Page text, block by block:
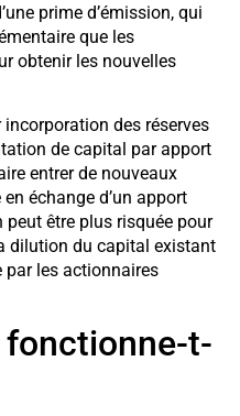
prime d’émission, qui
que les
obtenir les nouvelles
des réserves
de capital par apport
entrer de nouveaux
échange d’un apport
peut être plus risquée pour
dilution du capital existant
par les actionnaires
t-